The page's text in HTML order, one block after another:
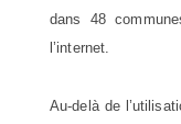
dans 48
l’internet.
Au-delà de